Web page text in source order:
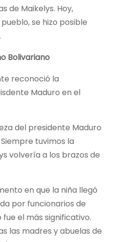
de Maikelys. Hoy,
se hizo posible
Bolivariano
reconoció la
Maduro en el
del presidente Maduro
tuvimos la
volvería a los brazos de
en que la niña llegó
por funcionarios de
fue el más significativo.
las madres y abuelas de